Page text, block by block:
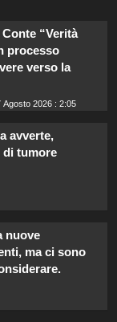
“Verità
processo
verso la
Agosto 2026 : 2:05
avverte,
di tumore
nuove
ma ci sono